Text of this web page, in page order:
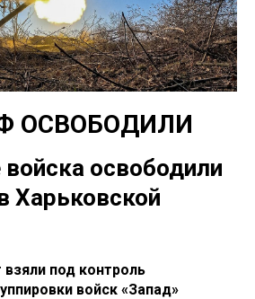
ОСВОБОДИЛИ
войска освободили
Харьковской
под контроль
войск «Запад»